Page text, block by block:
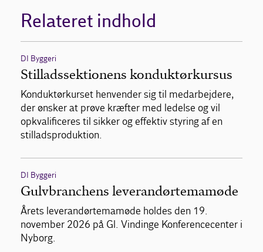
Relateret indhold
DI Byggeri
Stilladssektionens konduktørkursus
Konduktørkurset henvender sig til medarbejdere,
der ønsker at prøve kræfter med ledelse og vil
opkvalificeres til sikker og effektiv styring af en
stilladsproduktion.
DI Byggeri
Gulvbranchens leverandørtemamøde
Årets leverandørtemamøde holdes den 19.
november 2026 på Gl. Vindinge Konferencecenter i
Nyborg.